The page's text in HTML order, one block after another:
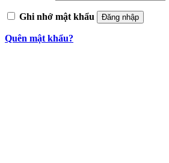
Ghi nhớ mật khẩu Đăng nhập
Quên mật khẩu?